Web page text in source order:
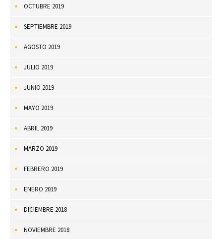
OCTUBRE 2019
SEPTIEMBRE 2019
AGOSTO 2019
JULIO 2019
JUNIO 2019
MAYO 2019
ABRIL 2019
MARZO 2019
FEBRERO 2019
ENERO 2019
DICIEMBRE 2018
NOVIEMBRE 2018